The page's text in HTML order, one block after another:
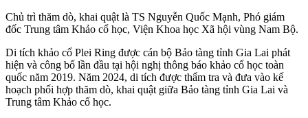
Chủ trì thăm dò, khai quật là TS Nguyễn Quốc Mạnh, Phó giám
đốc Trung tâm Khảo cổ học, Viện Khoa học Xã hội vùng Nam Bộ.
Di tích khảo cổ Plei Ring được cán bộ Bảo tàng tỉnh Gia Lai phát
hiện và công bố lần đầu tại hội nghị thông báo khảo cổ học toàn
quốc năm 2019. Năm 2024, di tích được thẩm tra và đưa vào kế
hoạch phối hợp thăm dò, khai quật giữa Bảo tàng tỉnh Gia Lai và
Trung tâm Khảo cổ học.